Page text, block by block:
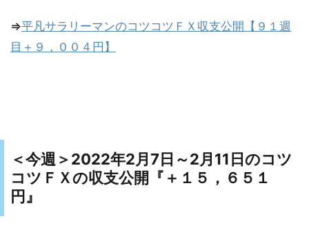
⇒平凡サラリーマンのコツコツＦＸ収支公開【９１週
目＋９，００４円】
＜今週＞ 2022年2月7日～2月11日のコツ
コツＦＸの収支公開『 ＋１５，６５１
円』